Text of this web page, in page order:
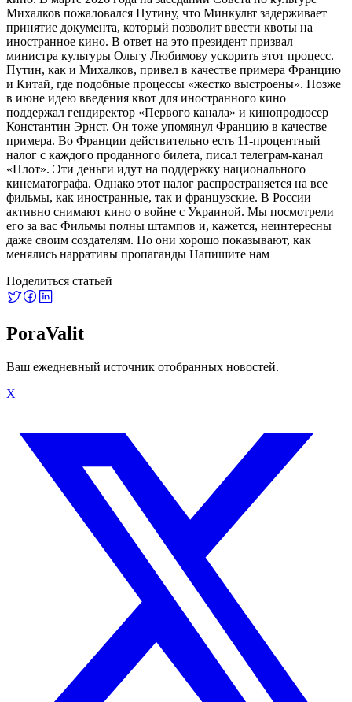
Михалков пожаловался Путину, что Минкульт задерживает
принятие документа, который позволит ввести квоты на
иностранное кино. В ответ на это президент призвал
министра культуры Ольгу Любимову ускорить этот процесс.
Путин, как и Михалков, привел в качестве примера Францию
и Китай, где подобные процессы «жестко выстроены». Позже
в июне идею введения квот для иностранного кино
поддержал гендиректор «Первого канала» и кинопродюсер
Константин Эрнст. Он тоже упомянул Францию в качестве
примера. Во Франции действительно есть 11-процентный
налог с каждого проданного билета, писал телеграм-канал
«Плот». Эти деньги идут на поддержку национального
кинематографа. Однако этот налог распространяется на все
фильмы, как иностранные, так и французские. В России
активно снимают кино о войне с Украиной. Мы посмотрели
его за вас Фильмы полны штампов и, кажется, неинтересны
даже своим создателям. Но они хорошо показывают, как
менялись нарративы пропаганды Напишите нам
Поделиться статьей
PoraValit
Ваш ежедневный источник отобранных новостей.
X